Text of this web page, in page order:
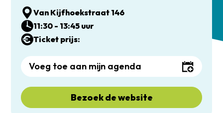
Van Kijfhoekstraat 146
11:30 - 13:45 uur
Ticket prijs:
Voeg toe aan mijn agenda
Bezoek de website